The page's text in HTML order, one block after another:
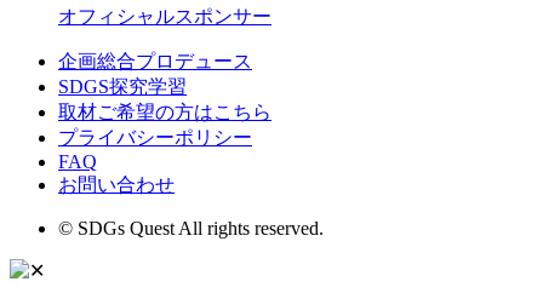
オフィシャルスポンサー
企画総合プロデュース
SDGS探究学習
取材ご希望の方はこちら
プライバシーポリシー
FAQ
お問い合わせ
© SDGs Quest All rights reserved.